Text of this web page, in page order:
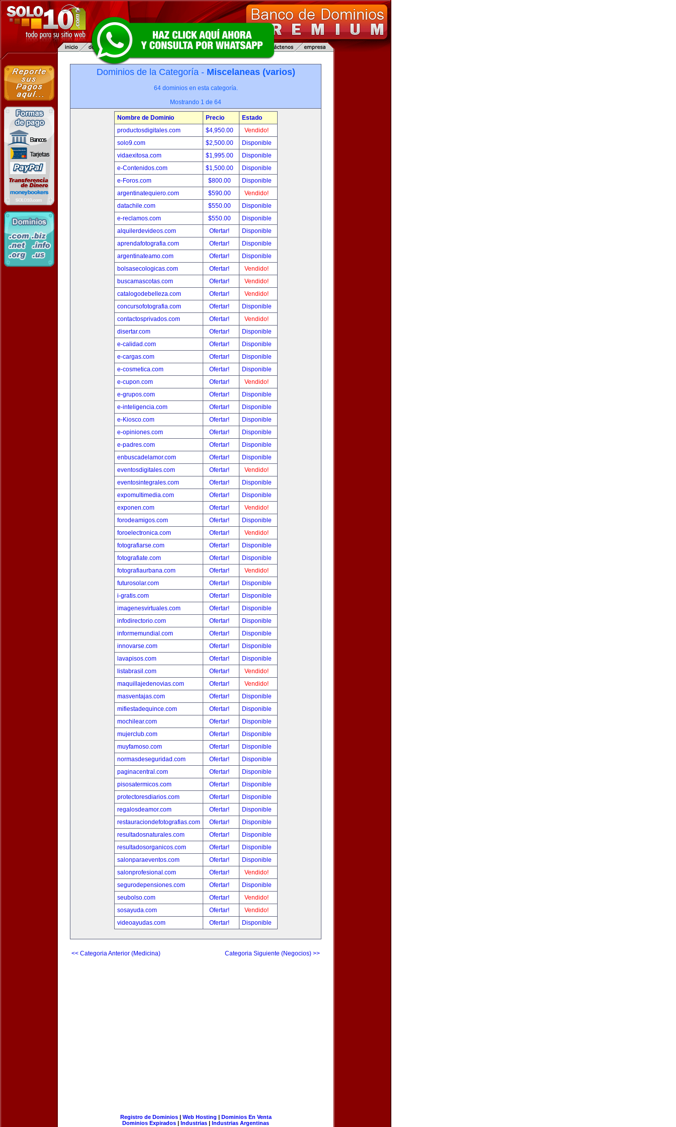
Dominios de la Categoría - Miscelaneas (varios)
64 dominios en esta categoría.
Mostrando 1 de 64
Nombre de Dominio Precio
Estado
productosdigitales.com
$4,950.00
Vendido!
solo9.com
$2,500.00
Disponible
vidaexitosa.com
$1,995.00
Disponible
e-Contenidos.com
$1,500.00
Disponible
e-Foros.com
$800.00
Disponible
argentinatequiero.com
$590.00
Vendido!
datachile.com
$550.00
Disponible
e-reclamos.com
$550.00
Disponible
alquilerdevideos.com
Ofertar!
Disponible
aprendafotografia.com
Ofertar!
Disponible
argentinateamo.com
Ofertar!
Disponible
bolsasecologicas.com
Ofertar!
Vendido!
buscamascotas.com
Ofertar!
Vendido!
catalogodebelleza.com
Ofertar!
Vendido!
concursofotografia.com
Ofertar!
Disponible
contactosprivados.com
Ofertar!
Vendido!
disertar.com
Ofertar!
Disponible
e-calidad.com
Ofertar!
Disponible
e-cargas.com
Ofertar!
Disponible
e-cosmetica.com
Ofertar!
Disponible
e-cupon.com
Ofertar!
Vendido!
e-grupos.com
Ofertar!
Disponible
e-inteligencia.com
Ofertar!
Disponible
e-Kiosco.com
Ofertar!
Disponible
e-opiniones.com
Ofertar!
Disponible
e-padres.com
Ofertar!
Disponible
enbuscadelamor.com
Ofertar!
Disponible
eventosdigitales.com
Ofertar!
Vendido!
eventosintegrales.com
Ofertar!
Disponible
expomultimedia.com
Ofertar!
Disponible
exponen.com
Ofertar!
Vendido!
forodeamigos.com
Ofertar!
Disponible
foroelectronica.com
Ofertar!
Vendido!
fotografiarse.com
Ofertar!
Disponible
fotografiate.com
Ofertar!
Disponible
fotografiaurbana.com
Ofertar!
Vendido!
futurosolar.com
Ofertar!
Disponible
i-gratis.com
Ofertar!
Disponible
imagenesvirtuales.com
Ofertar!
Disponible
infodirectorio.com
Ofertar!
Disponible
informemundial.com
Ofertar!
Disponible
innovarse.com
Ofertar!
Disponible
lavapisos.com
Ofertar!
Disponible
listabrasil.com
Ofertar!
Vendido!
maquillajedenovias.com
Ofertar!
Vendido!
masventajas.com
Ofertar!
Disponible
mifiestadequince.com
Ofertar!
Disponible
mochilear.com
Ofertar!
Disponible
mujerclub.com
Ofertar!
Disponible
muyfamoso.com
Ofertar!
Disponible
normasdeseguridad.com
Ofertar!
Disponible
paginacentral.com
Ofertar!
Disponible
pisosatermicos.com
Ofertar!
Disponible
protectoresdiarios.com
Ofertar!
Disponible
regalosdeamor.com
Ofertar!
Disponible
restauraciondefotografias.com
Ofertar!
Disponible
resultadosnaturales.com
Ofertar!
Disponible
resultadosorganicos.com
Ofertar!
Disponible
salonparaeventos.com
Ofertar!
Disponible
salonprofesional.com
Ofertar!
Vendido!
segurodepensiones.com
Ofertar!
Disponible
seubolso.com
Ofertar!
Vendido!
sosayuda.com
Ofertar!
Vendido!
videoayudas.com
Ofertar! Disponible
<< Categoria Anterior (Medicina) Categoria Siguiente (Negocios) >>
Registro de Dominios| Web Hosting | Dominios En Venta
Dominios Expirados | Industrias | Industrias Argentinas